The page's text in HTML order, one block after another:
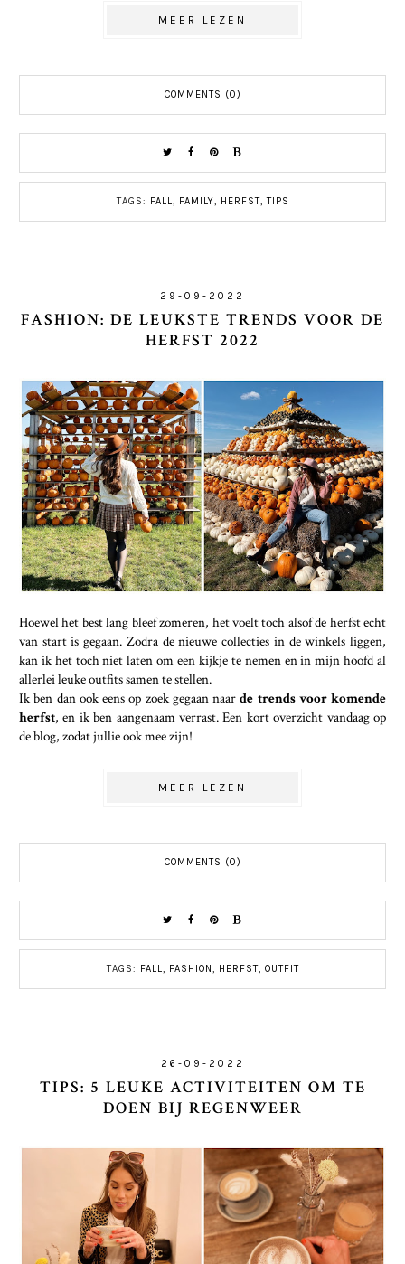
MEER LEZEN
COMMENTS (0)
TAGS: FALL, FAMILY, HERFST,TIPS
29-09-2022
FASHION: DE LEUKSTE TRENDS VOOR DE
HERFST 2022
Hoewel het best lang bleef zomeren, het voelt toch alsof de herfst echt
van start is gegaan. Zodra de nieuwe collecties in de winkels liggen,
kan ik het toch niet laten om een kijkje te nemen en in mijn hoofd al
allerlei leuke outfits samen te stellen.
Ik ben dan ook eens op zoek gegaan naarde trends voor komende
herfst, en ik ben aangenaam verrast. Een kort overzicht vandaag op
de blog, zodat jullie ook mee zijn!
MEER LEZEN
COMMENTS (0)
TAGS: FALL, FASHION, HERFST, OUTFIT
26-09-2022
TIPS: 5 LEUKE ACTIVITEITEN OM TE
DOEN BIJ REGENWEER